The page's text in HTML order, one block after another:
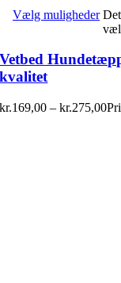
Vælg muligheder
Vetbed
kvalitet
kr.169,00 – kr.275,00